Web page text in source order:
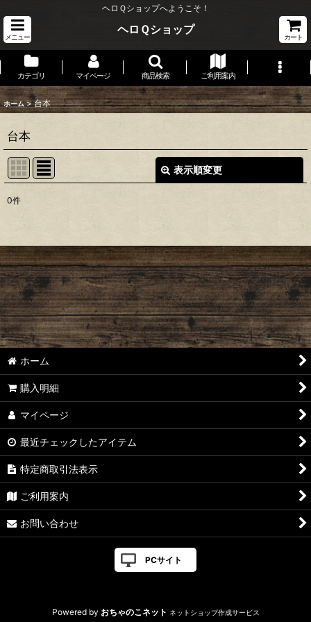
ヘロＱショップへようこそ！
メニュー
ヘロＱショップ
カート
カテゴリ マイページ 商品検索 ご利用案内
ホーム > 台本
台本
表示順変更
並び順:
絞り込む
0件
ホーム
購入明細
マイページ
最近チェックしたアイテム
特定商取引法表示
ご利用案内
お問い合わせ
PCサイト
Powered by おちゃのこネット ネットショップ作成サービス